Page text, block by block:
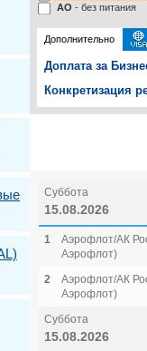
AO - без питания
Дополнительно
Доплата за
Конкретизация
Суббота
15.08.2026
1
Аэрофлот/АК
Аэрофлот)
2
Аэрофлот/АК
Аэрофлот)
Суббота
15.08.2026